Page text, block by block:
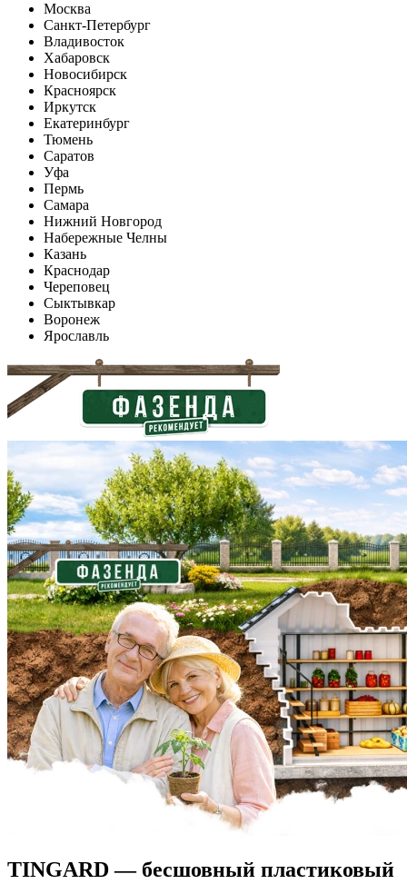
Москва
Санкт-Петербург
Владивосток
Хабаровск
Новосибирск
Красноярск
Иркутск
Екатеринбург
Тюмень
Саратов
Уфа
Пермь
Самара
Нижний Новгород
Набережные Челны
Казань
Краснодар
Череповец
Сыктывкар
Воронеж
Ярославль
TINGARD — бесшовный пластиковый